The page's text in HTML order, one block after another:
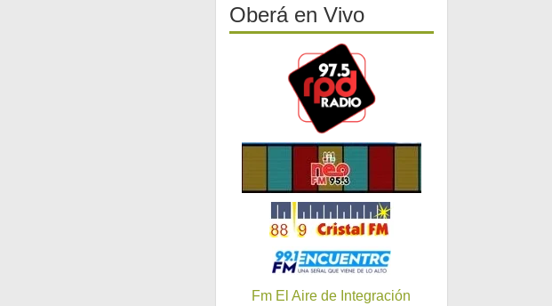
r
:
Oberá en Vivo
Fm El Aire de Integración